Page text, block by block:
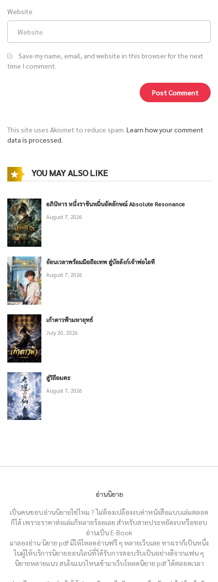
Website
Save my name, email, and website in this browser for the next
time I comment.
This site uses Akismet to reduce spam. Learn how your comment
data is processed.
YOU MAY ALSO LIKE
อภินิหาร หนึ่งราชันหมื่นอัตลักษณ์ Absolute Resonance
August 7, 2026
ย้อนเวลาพร้อมมือถือเทพ สู่บัลลังก์เจ้าพ่อไอที
August 7, 2026
เก้าดาวฟ้ามหายุทธ์
July 20, 2026
สู่วิถีอมตะ
August 7, 2026
อ่านนิยาย
เป็นคนชอบอ่านนิยายใช่ไหม ? ไม่ต้องเปลืองงบค่าหนังสือแบบเล่มตลอด
ก็ได้ เพราะราคาต่อเล่มก็หลายร้อยเลย สำหรับสายประหยัดงบหรือชอบ
อ่านเป็น E-Book
มาลองอ่าน นิยาย pdf มีให้โหลดอ่านฟรี ๆ หลายเว็บเลย ทางเราก็เป็นหนึ่ง
ในผู้ให้บริการนิยายออนไลน์ที่ได้รับการตอบรับเป็นอย่างดีจากแฟน ๆ
นิยายหลายแนว สนใจแนวไหนเข้ามาเว็บโหลดนิยาย pdf ได้ตลอดเวลา